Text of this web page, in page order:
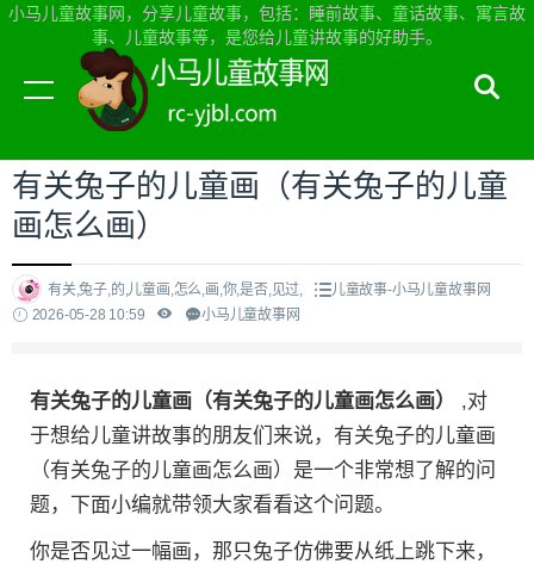
小马儿童故事网，分享儿童故事，包括：睡前故事、童话故事、寓言故
事、儿童故事等，是您给儿童讲故事的好助手。
当前位置：小马儿童故事网首页>儿童故事
有关兔子的儿童画（有关兔子的儿童
画怎么画）
有关,兔子,的,儿童画,怎么,画,你,是否,见过,
儿童故事-小马儿童故事网
2026-05-28 10:59
小马儿童故事网
有关兔子的儿童画（有关兔子的儿童画怎么画） ,对
于想给儿童讲故事的朋友们来说，有关兔子的儿童画
（有关兔子的儿童画怎么画）是一个非常想了解的问
题，下面小编就带领大家看看这个问题。
你是否见过一幅画，那只兔子仿佛要从纸上跳下来，